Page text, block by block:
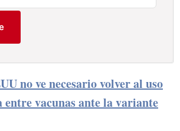
no ve necesario volver al uso
vacunas ante la variante